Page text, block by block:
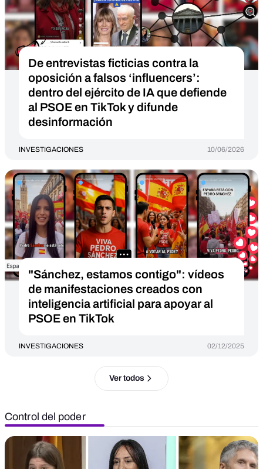
De entrevistas ficticias contra la
oposición a falsos ‘influencers’:
dentro del ejército de IA que defiende
al PSOE en TikTok y difunde
desinformación
INVESTIGACIONES 10/06/2026
"Sánchez, estamos contigo": vídeos
de manifestaciones creados con
inteligencia artificial para apoyar al
PSOE en TikTok
INVESTIGACIONES 02/12/2025
Ver todos
Control del poder